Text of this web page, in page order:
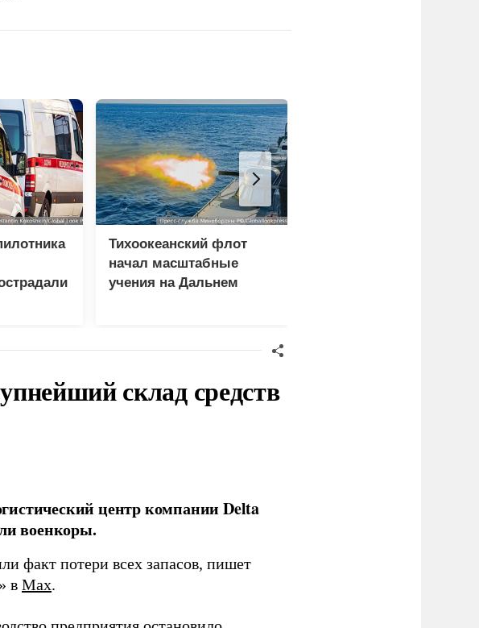
Тихоокеанский флот
начал масштабные
учения на Дальнем
склад средств
центр компании Delta
военкоры.
факт потери всех запасов, пишет
в Max.